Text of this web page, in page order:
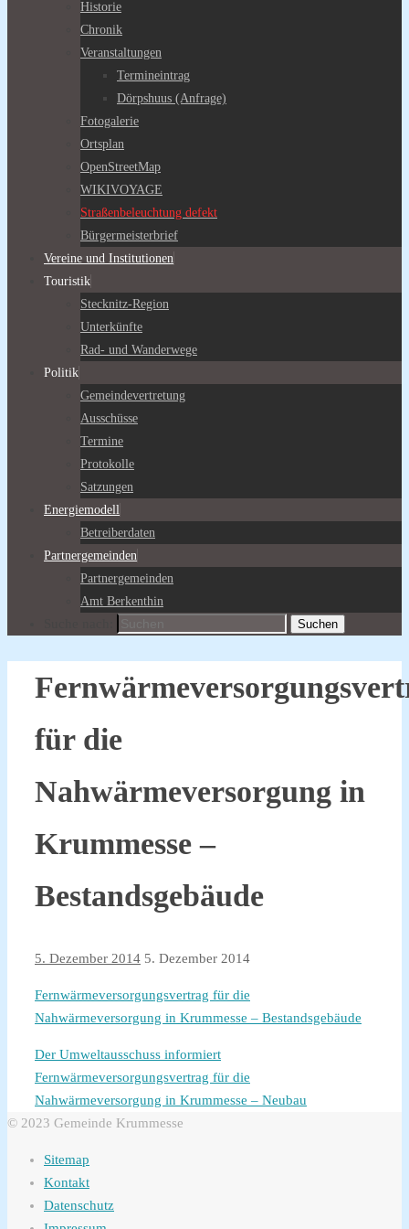
Historie
Chronik
Veranstaltungen
Termineintrag
Dörpshuus (Anfrage)
Fotogalerie
Ortsplan
OpenStreetMap
WIKIVOYAGE
Straßenbeleuchtung defekt
Bürgermeisterbrief
Vereine und Institutionen
Touristik
Stecknitz-Region
Unterkünfte
Rad- und Wanderwege
Politik
Gemeindevertretung
Ausschüsse
Termine
Protokolle
Satzungen
Energiemodell
Betreiberdaten
Partnergemeinden
Partnergemeinden
Amt Berkenthin
Suchen
für die
Nahwärmeversorgung in
Krummesse –
Bestandsgebäude
5. Dezember 2014 5. Dezember 2014
Fernwärmeversorgungsvertrag für die
Nahwärmeversorgung in Krummesse – Bestandsgebäude
Der Umweltausschuss informiert
Fernwärmeversorgungsvertrag für die
Nahwärmeversorgung in Krummesse – Neubau
© 2023 Gemeinde Krummesse
Sitemap
Kontakt
Datenschutz